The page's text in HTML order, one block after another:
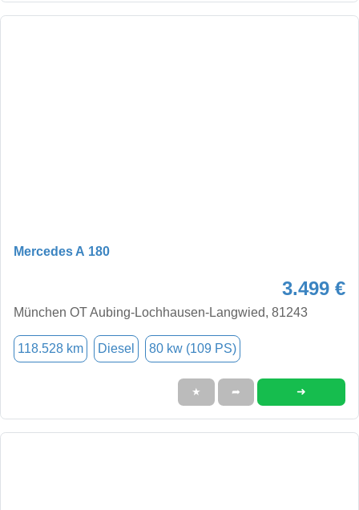
Mercedes A 180
3.499 €
München OT Aubing-Lochhausen-Langwied, 81243
118.528 km Diesel 80 kw (109 PS)
★ ➦ ➜